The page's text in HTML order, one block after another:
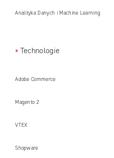
Analityka Danych i Machine Learning
Technologie
Adobe Commerce
Magento 2
VTEX
Shopware